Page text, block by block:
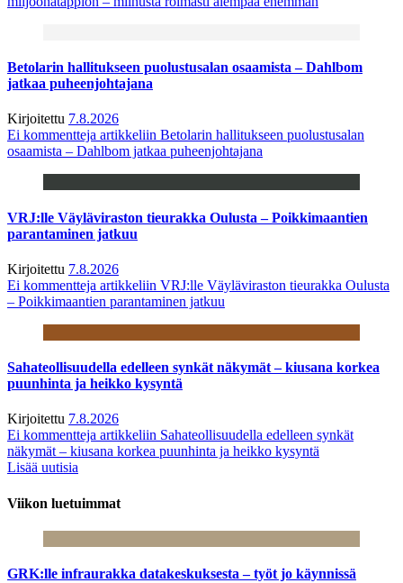
Betolarin hallitukseen puolustusalan osaamista – Dahlbom
jatkaa puheenjohtajana
Kirjoitettu 7.8.2026
Ei kommentteja artikkeliin Betolarin hallitukseen puolustusalan
osaamista – Dahlbom jatkaa puheenjohtajana
VRJ:lle Väyläviraston tieurakka Oulusta – Poikkimaantien
parantaminen jatkuu
Kirjoitettu 7.8.2026
Ei kommentteja artikkeliin VRJ:lle Väyläviraston tieurakka Oulusta
– Poikkimaantien parantaminen jatkuu
Sahateollisuudella edelleen synkät näkymät – kiusana korkea
puunhinta ja heikko kysyntä
Kirjoitettu 7.8.2026
Ei kommentteja artikkeliin Sahateollisuudella edelleen synkät
näkymät – kiusana korkea puunhinta ja heikko kysyntä
Lisää uutisia
Viikon luetuimmat
GRK:lle infraurakka datakeskuksesta – työt jo käynnissä